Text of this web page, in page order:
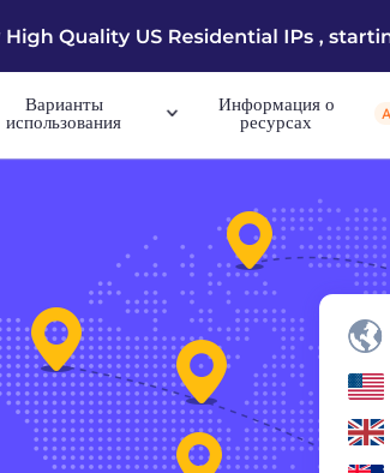
Варианты
использования
Информация о
ресурсах